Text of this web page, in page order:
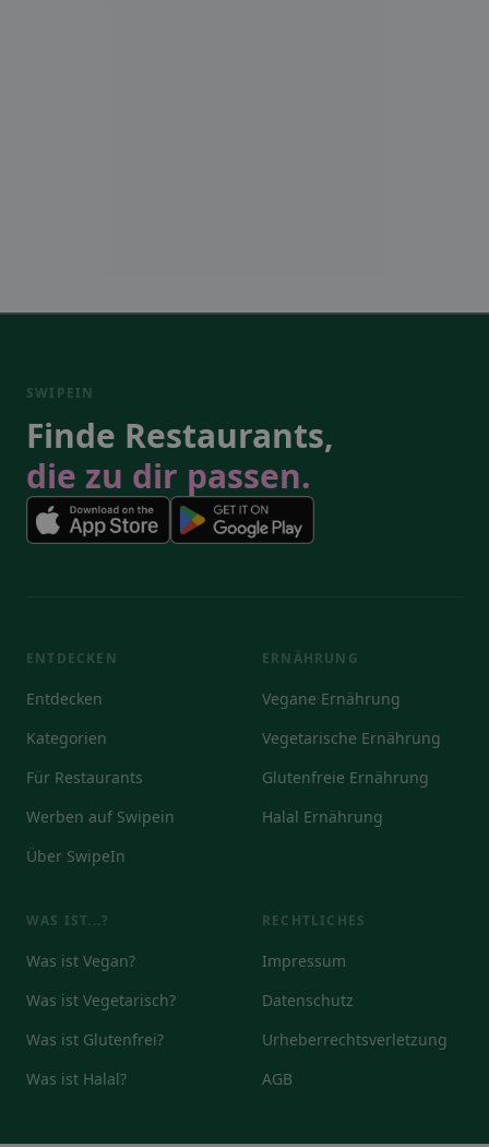
SWIPEIN
Finde Restaurants,
die zu dir passen.
ENTDECKEN
Entdecken
Kategorien
Für Restaurants
Werben auf Swipein
Über SwipeIn
ERNÄHRUNG
Vegane Ernährung
Vegetarische Ernährung
Glutenfreie Ernährung
Halal Ernährung
WAS IST...?
Was ist Vegan?
Was ist Vegetarisch?
Was ist Glutenfrei?
Was ist Halal?
RECHTLICHES
Impressum
Datenschutz
Urheberrechtsverletzung
AGB